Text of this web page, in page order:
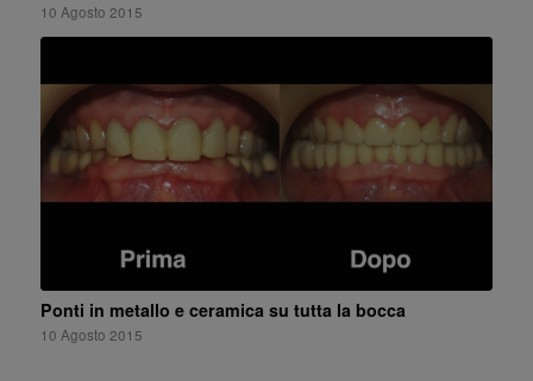
10 Agosto 2015
Ponti in metallo e ceramica su tutta la bocca
10 Agosto 2015